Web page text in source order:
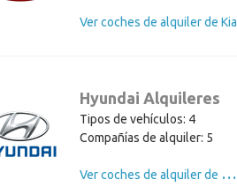
Ver coches de alquiler de Kia
Hyundai Alquileres
Tipos de vehículos: 4
Compañías de alquiler: 5
V
er coches de alquiler de Hyundai